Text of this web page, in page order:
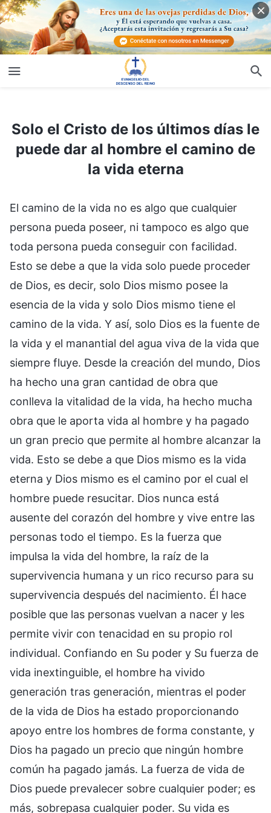
Solo el Cristo de los últimos días le
puede dar al hombre el camino de
la vida eterna
El camino de la vida no es algo que cualquier
persona pueda poseer, ni tampoco es algo que
toda persona pueda conseguir con facilidad.
Esto se debe a que la vida solo puede proceder
de Dios, es decir, solo Dios mismo posee la
esencia de la vida y solo Dios mismo tiene el
camino de la vida. Y así, solo Dios es la fuente de
la vida y el manantial del agua viva de la vida que
siempre fluye. Desde la creación del mundo, Dios
ha hecho una gran cantidad de obra que
conlleva la vitalidad de la vida, ha hecho mucha
obra que le aporta vida al hombre y ha pagado
un gran precio que permite al hombre alcanzar la
vida. Esto se debe a que Dios mismo es la vida
eterna y Dios mismo es el camino por el cual el
hombre puede resucitar. Dios nunca está
ausente del corazón del hombre y vive entre las
personas todo el tiempo. Es la fuerza que
impulsa la vida del hombre, la raíz de la
supervivencia humana y un rico recurso para su
supervivencia después del nacimiento. Él hace
posible que las personas vuelvan a nacer y les
permite vivir con tenacidad en su propio rol
individual. Confiando en Su poder y Su fuerza de
vida inextinguible, el hombre ha vivido
generación tras generación, mientras el poder
de la vida de Dios ha estado proporcionando
apoyo entre los hombres de forma constante, y
Dios ha pagado un precio que ningún hombre
común ha pagado jamás. La fuerza de vida de
Dios puede prevalecer sobre cualquier poder; es
más, sobrepasa cualquier poder. Su vida es